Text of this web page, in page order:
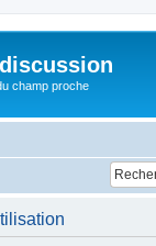
champ proche